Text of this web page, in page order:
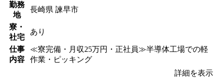
勤務
地
長崎県 諫早市
寮・
社宅
あり
仕事
内容
≪寮完備・月収25万円・正社員≫半導体工場での軽
作業・ピッキング
詳細を表示